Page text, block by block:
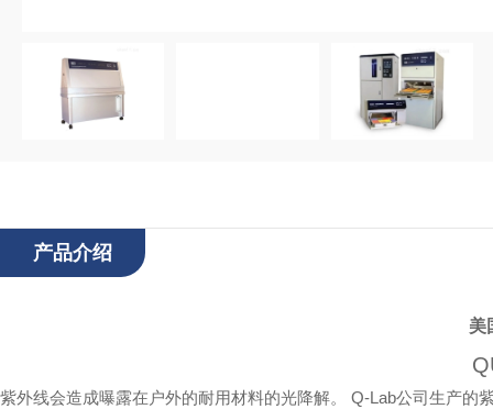
产品介绍
美
紫外线会造成曝露在户外的耐用材料的光降解。 Q-Lab公司生产